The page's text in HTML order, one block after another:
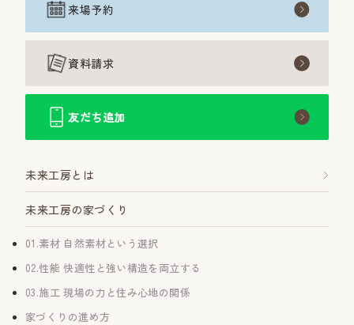
来場予約
資料請求
友だち追加
未来工房とは
未来工房の家づくり
01.素材 自然素材という選択
02.性能 快適性と強い構造を両立する
03.施工 現場の力と住み心地の関係
家づくりの進め方